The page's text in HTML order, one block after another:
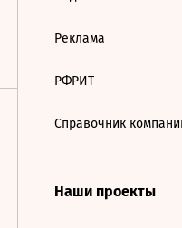
Реклама
РФРИТ
Справочник
Наши проекты